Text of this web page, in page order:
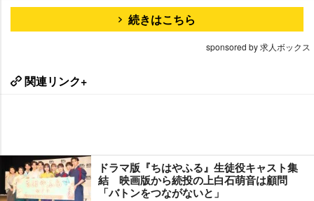
続きはこちら
sponsored by 求人ボックス
関連リンク+
ドラマ版『ちはやふる』生徒役キャスト集
結 映画版から続投の上白石萌音は顧問
「バトンをつながないと」